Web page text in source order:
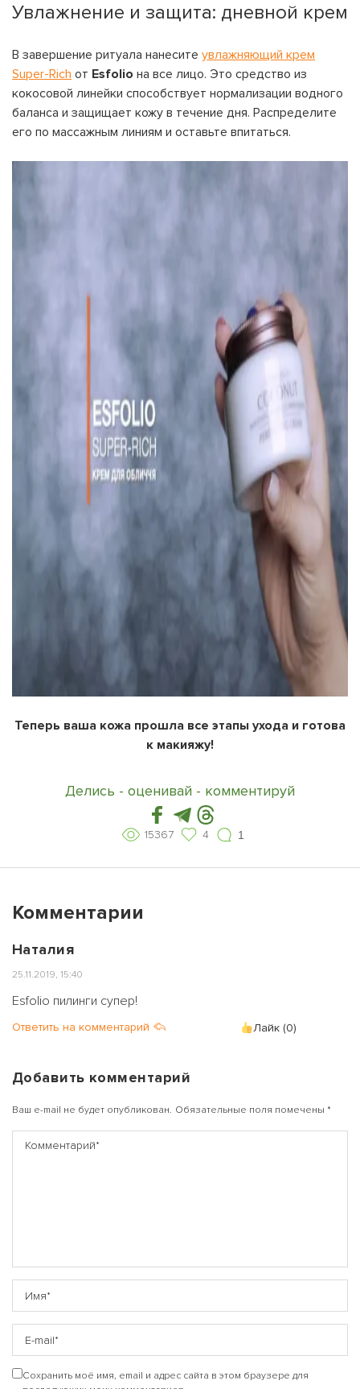
Увлажнение и защита: дневной крем
В завершение ритуала нанесите увлажняющий крем
Super-Rich от Esfolio на все лицо. Это средство из
кокосовой линейки способствует нормализации водного
баланса и защищает кожу в течение дня. Распределите
его по массажным линиям и оставьте впитаться.
Теперь ваша кожа прошла все этапы ухода и готова
к макияжу!
Делись - оценивай - комментируй
15367 4 1
Комментарии
Наталия
25.11.2019, 15:40
Esfolio пилинги супер!
Лайк (0)
Ответить на комментарий
Добавить комментарий
Ваш e-mail не будет опубликован. Обязательные поля помечены *
Сохранить моё имя, email и адрес сайта в этом браузере для